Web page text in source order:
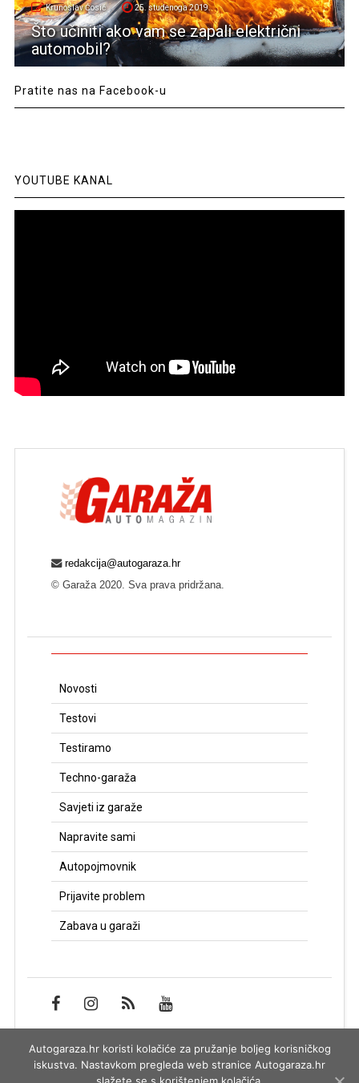
Krunoslav Ćosić 25. studenoga 2019.
Što učiniti ako vam se zapali električni
automobil?
Pratite nas na Facebook-u
YOUTUBE KANAL
redakcija@autogaraza.hr
© Garaža 2020. Sva prava pridržana.
Novosti
Testovi
Testiramo
Techno-garaža
Savjeti iz garaže
Napravite sami
Autopojmovnik
Prijavite problem
Zabava u garaži
Impressum
Autogaraza.hr koristi kolačiće za pružanje boljeg korisničkog
iskustva. Nastavkom pregleda web stranice Autogaraza.hr